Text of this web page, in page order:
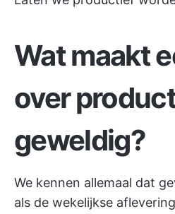
Wat maakt
over
geweldig?
We kennen allemaal dat
als de wekelijkse